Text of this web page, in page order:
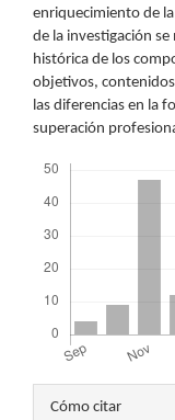
enriquecimiento de
de la investigación
histórica de los
objetivos,
las diferencias en la
superación
Detalles
Cómo citar